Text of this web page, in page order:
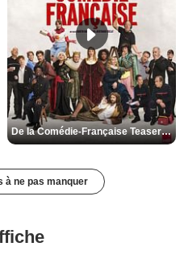
De la Comédie-Française Teaser VF
à ne pas manquer